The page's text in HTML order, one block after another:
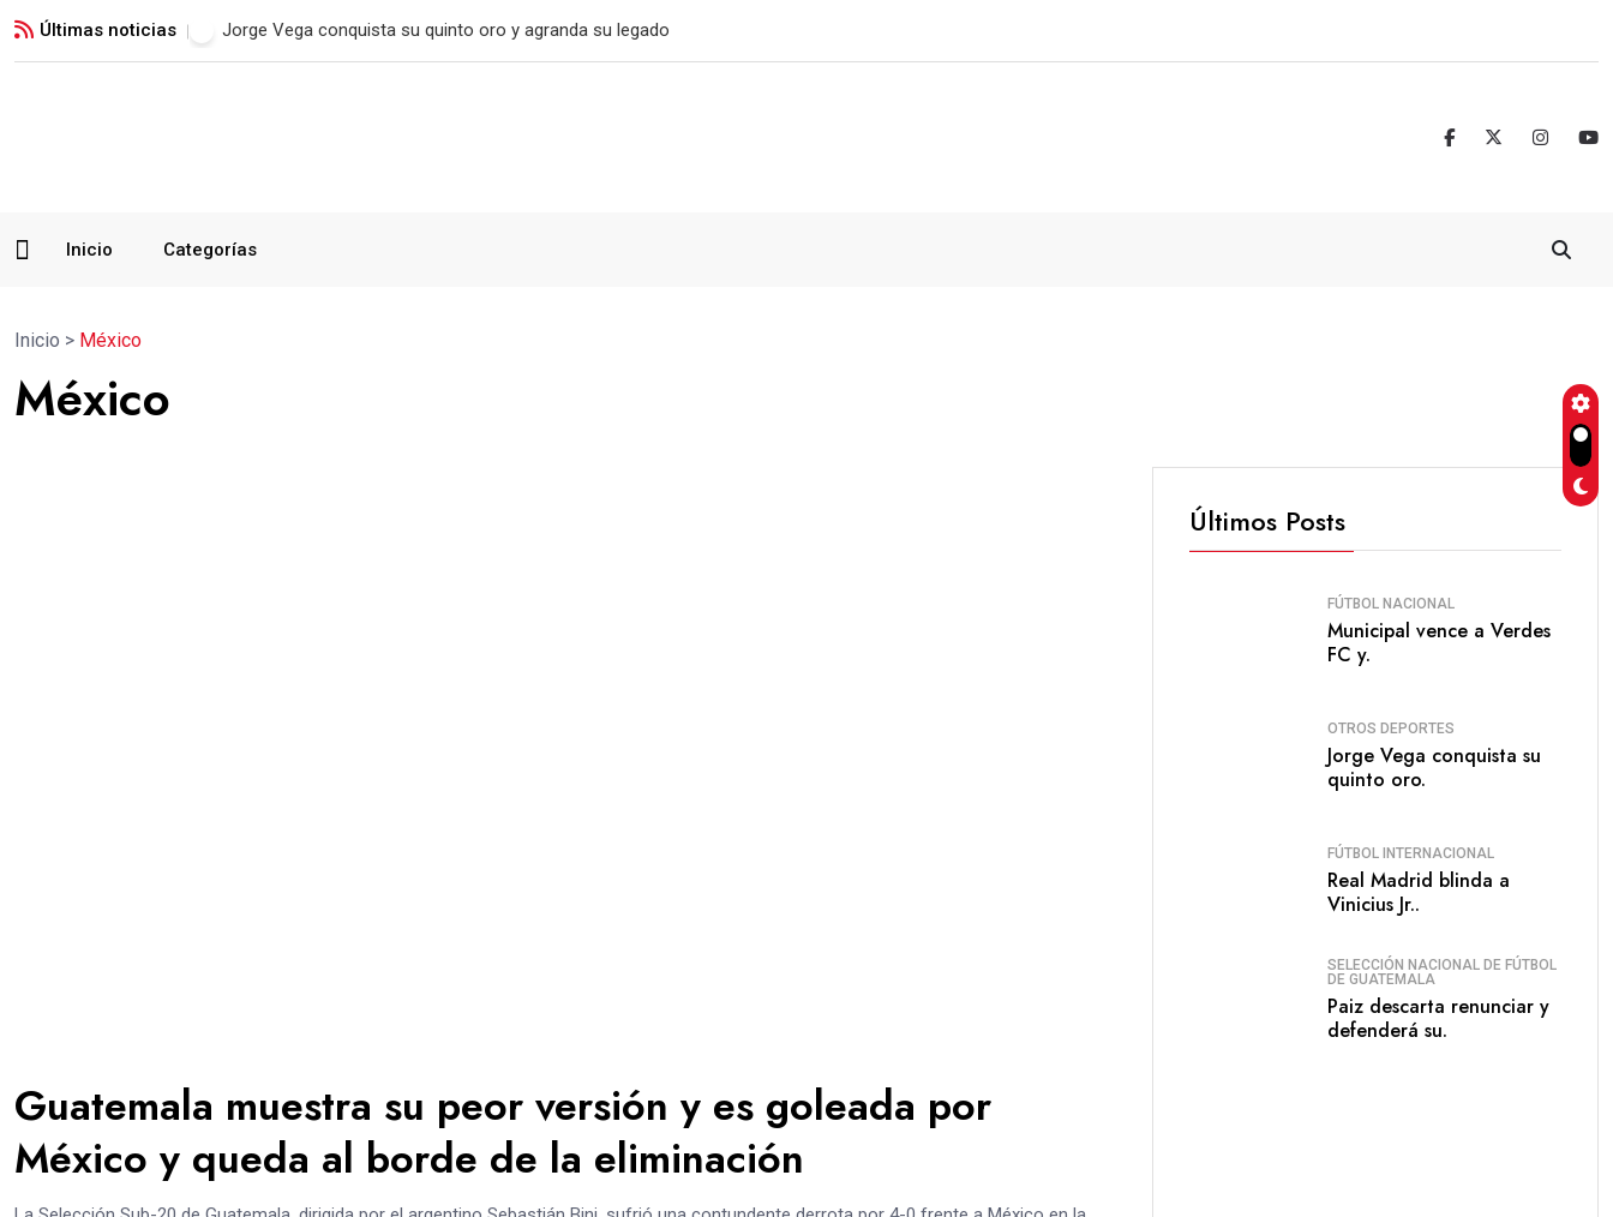
Últimas noticias Jorge Vega conquista su quinto oro y agranda su legado
Inicio Categorías
Inicio > México
México
Guatemala muestra su peor versión y es goleada por
México y queda al borde de la eliminación
Últimos Posts
FÚTBOL NACIONAL
Municipal vence a Verdes
FC y.
OTROS DEPORTES
Jorge Vega conquista su
quinto oro.
FÚTBOL INTERNACIONAL
Real Madrid blinda a
Vinicius Jr..
SELECCIÓN NACIONAL DE FÚTBOL
DE GUATEMALA
Paiz descarta renunciar y
defenderá su.